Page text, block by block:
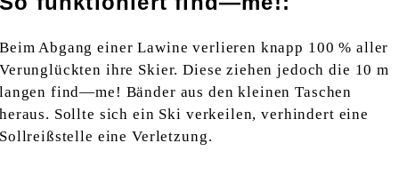
Beim Abgang einer Lawine verlieren knapp 100 % aller
Verunglückten ihre Skier. Diese ziehen jedoch die 10 m
langen find—me! Bänder aus den kleinen Taschen
heraus. Sollte sich ein Ski verkeilen, verhindert eine
Sollreißstelle eine Verletzung.